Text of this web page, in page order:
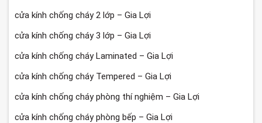
cửa kính chống cháy 2 lớp – Gia Lợi
cửa kính chống cháy 3 lớp – Gia Lợi
cửa kính chống cháy Laminated – Gia Lợi
cửa kính chống cháy Tempered – Gia Lợi
cửa kính chống cháy phòng thí nghiệm – Gia Lợi
cửa kính chống cháy phòng bếp – Gia Lợi